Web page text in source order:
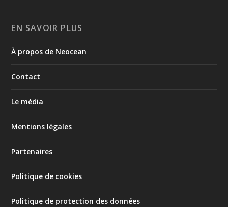
EN SAVOIR PLUS
À propos de Neocean
Contact
Le média
Mentions légales
Partenaires
Politique de cookies
Politique de protection des données